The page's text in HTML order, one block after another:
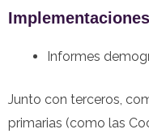
Informes
Junto con terceros,
primarias (como las